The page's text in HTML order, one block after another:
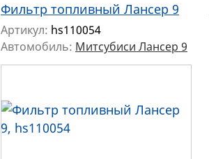
Фильтр топливный Лансер 9
Артикул: hs110054
Автомобиль: Митсубиси Лансер 9